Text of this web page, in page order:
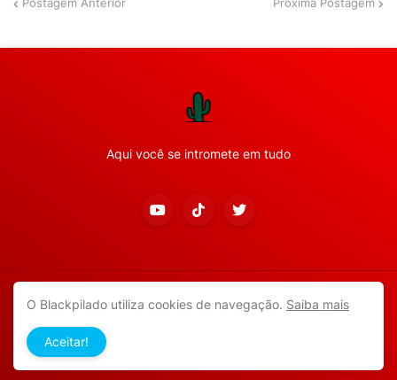
Postagem Anterior Próxima Postagem
Aqui você se intromete em tudo
Copyright ©2026Todos os direitos reservados.
APP ANDROID
O Blackpilado utiliza cookies de navegação. Saiba mais
Aceitar!